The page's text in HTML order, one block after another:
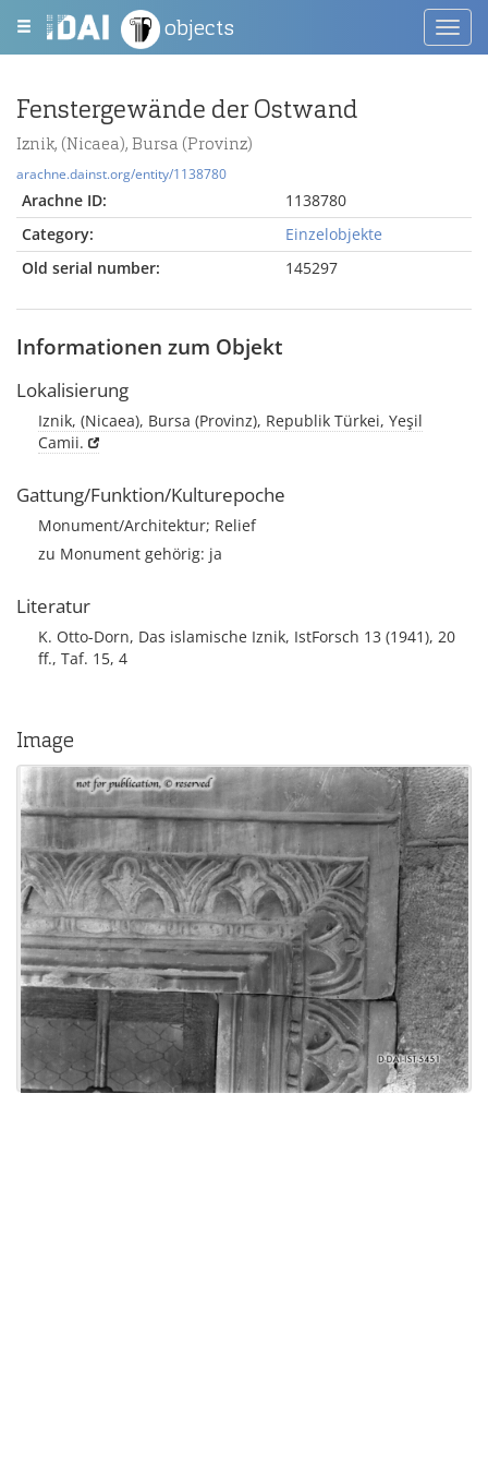
objects
Fenstergewände der Ostwand
Iznik, (Nicaea), Bursa (Provinz)
arachne.dainst.org/entity/1138780
Arachne ID:
1138780
Category:
Einzelobjekte
Old serial number:
145297
Informationen zum Objekt
Lokalisierung
Iznik, (Nicaea), Bursa (Provinz), Republik Türkei, Yeşil
Camii.
Gattung/Funktion/Kulturepoche
Monument/Architektur; Relief
zu Monument gehörig: ja
Literatur
K. Otto-Dorn, Das islamische Iznik, IstForsch 13 (1941), 20
ff., Taf. 15, 4
Image